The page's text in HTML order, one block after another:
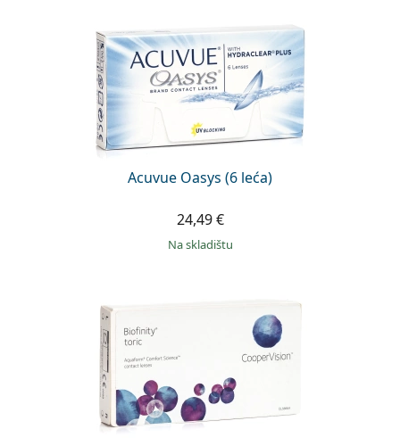
Acuvue Oasys (6 leća)
24,49 €
na skladištu